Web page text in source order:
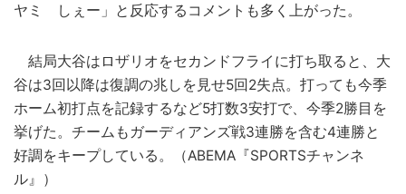
ヤミ しぇー」と反応するコメントも多く上がった。
結局大谷はロザリオをセカンドフライに打ち取ると、大
谷は3回以降は復調の兆しを見せ5回2失点。打っても今季
ホーム初打点を記録するなど5打数3安打で、今季2勝目を
挙げた。チームもガーディアンズ戦3連勝を含む4連勝と
好調をキープしている。（ABEMA『SPORTSチャンネ
ル』）